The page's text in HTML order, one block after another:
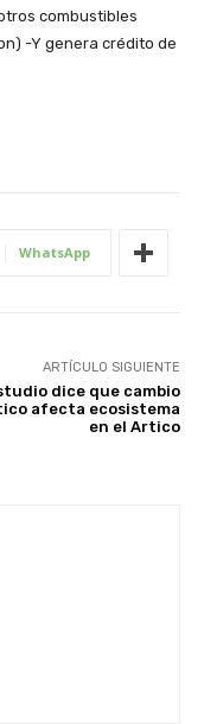
combustibles
-Y genera crédito de
WhatsApp
ARTÍCULO SIGUIENTE
dice que cambio
afecta ecosistema
en el Artico